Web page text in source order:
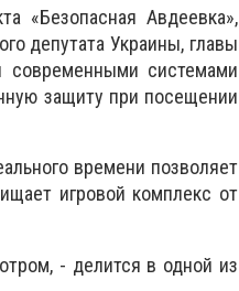
«Безопасная Авдеевка»,
депутата Украины, главы
системами
защиту при посещении
времени позволяет
игровой комплекс от
- делится в одной из